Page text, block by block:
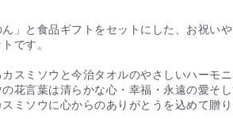
祝いセットはありますか？
めです。 見た目、肌触りだけでなく、吸
は、ネイビーを基調とした高級感のある
ばれる商品となっております。
」と食品ギフトをセットにした、お祝い
です。
スミソウと今治タオルのやさしいハーモ
花言葉は清らかな心・幸福・永遠の愛そ
ミソウに心からのありがとうを込めて贈り